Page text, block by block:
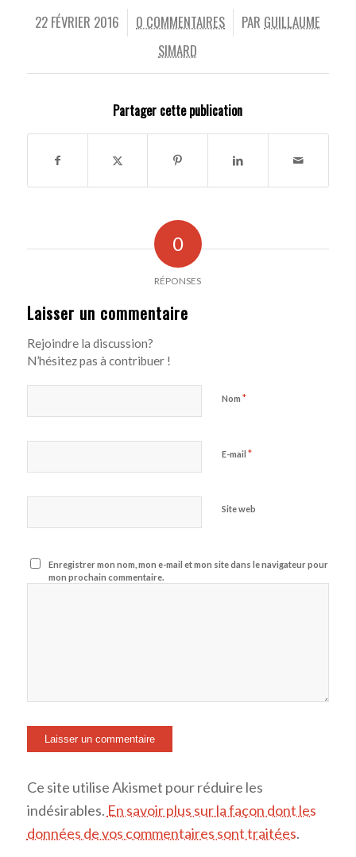
22 FÉVRIER 2016
/ 0 COMMENTAIRES
/ PAR GUILLAUME
SIMARD
Partager cette publication
0
RÉPONSES
Laisser un commentaire
Rejoindre la discussion?
N’hésitez pas à contribuer !
Nom *
E-mail *
Site web
Enregistrer mon nom, mon e-mail et mon site dans le navigateur pour
mon prochain commentaire.
Ce site utilise Akismet pour réduire les
indésirables. En savoir plus sur la façon dont les
données de vos commentaires sont traitées.